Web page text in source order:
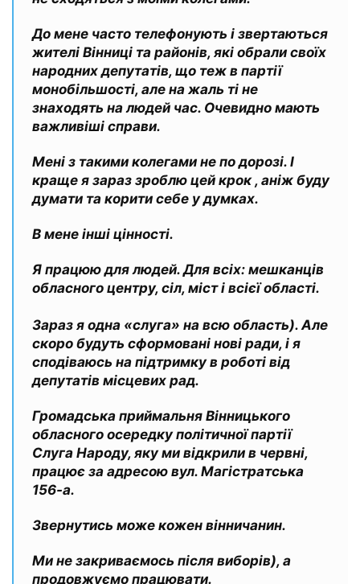
До мене часто телефонують і звертаються
жителі Вінниці та районів, які обрали своїх
народних депутатів, що теж в партії
монобільшості, але на жаль ті не
знаходять на людей час. Очевидно мають
важливіші справи.
Мені з такими колегами не по дорозі. І
краще я зараз зроблю цей крок , аніж буду
думати та корити себе у думках.
В мене інші цінності.
Я працюю для людей. Для всіх: мешканців
обласного центру, сіл, міст і всієї області.
Зараз я одна «слуга» на всю область). Але
скоро будуть сформовані нові ради, і я
сподіваюсь на підтримку в роботі від
депутатів місцевих рад.
Громадська приймальня Вінницького
обласного осередку політичної партії
Слуга Народу, яку ми відкрили в червні,
працює за адресою вул. Магістратська
156-а.
Звернутись може кожен вінничанин.
Ми не закриваємось після виборів), а
продовжуємо працювати.